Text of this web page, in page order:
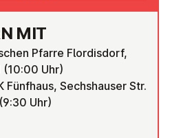
MIT
Pfarre Flordisdorf,
(10:00 Uhr)
Fünfhaus, Sechshauser Str.
Uhr)